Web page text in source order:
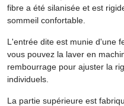
fibre a été silanisée et est
sommeil confortable.
L'entrée dite est munie d'une
vous pouvez la laver en
rembourrage pour ajuster la
individuels.
La partie supérieure est